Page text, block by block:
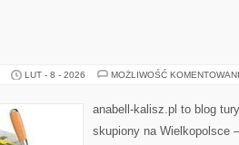
LUT - 8 - 2026 MOŻLIWOŚĆ
anabell-kalisz.pl to blog
skupiony na Wielkopolsce